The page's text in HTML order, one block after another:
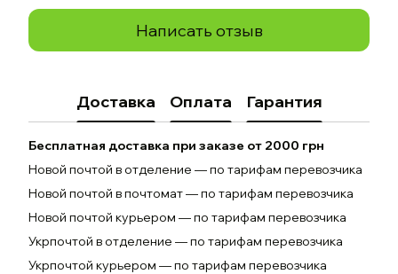
Написать отзыв
Доставка Оплата Гарантия
Бесплатная доставка при заказе от 2000 грн
Новой почтой в отделение — по тарифам перевозчика
Новой почтой в почтомат — по тарифам перевозчика
Новой почтой курьером — по тарифам перевозчика
Укрпочтой в отделение — по тарифам перевозчика
Укрпочтой курьером — по тарифам перевозчика